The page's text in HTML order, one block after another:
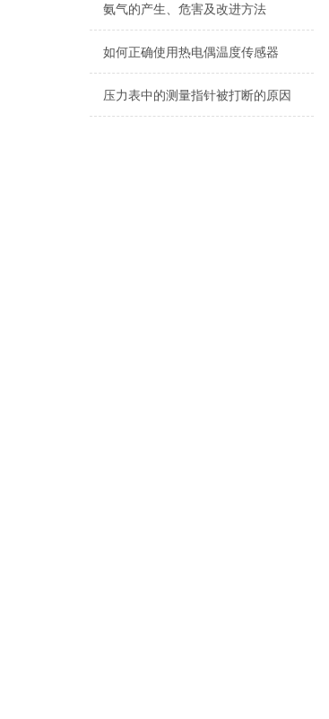
氨气的产生、危害及改进方法
如何正确使用热电偶温度传感器
压力表中的测量指针被打断的原因